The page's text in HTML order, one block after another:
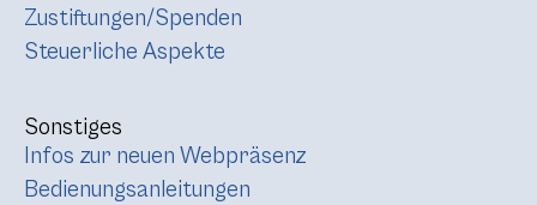
Zustiftungen/Spenden
Steuerliche Aspekte
Sonstiges
Infos zur neuen Webpräsenz
Bedienungsanleitungen